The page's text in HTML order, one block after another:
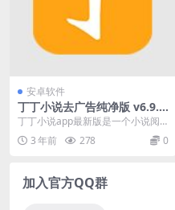
安卓软件
丁丁小说去广告纯净版 v6.9.0
小说阅读软件
丁丁小说app最新版是一个小说阅
读软件，这里有超多小说种类，分
类齐全，男频、女频...
3 年前 278 0
加入官方QQ群